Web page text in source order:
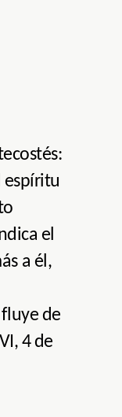
espíritu
el
a él,
de
4 de